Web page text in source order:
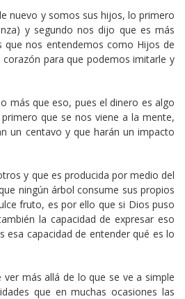
nuevo y somos sus hijos, lo primero
y segundo nos dijo que es más
que nos entendemos como Hijos de
para que podemos imitarle y
más que eso, pues el dinero es algo
que se nos viene a la mente,
un centavo y que harán un impacto
y que es producida por medio del
ningún árbol consume sus propios
fruto, es por ello que si Dios puso
la capacidad de expresar eso
capacidad de entender qué es lo
ver más allá de lo que se ve a simple
que en muchas ocasiones las